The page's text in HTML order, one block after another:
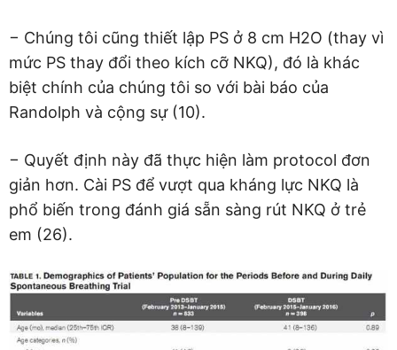
− Chúng tôi cũng thiết lập PS ở 8 cm H2O (thay vì
mức PS thay đổi theo kích cỡ NKQ), đó là khác
biệt chính của chúng tôi so với bài báo của
Randolph và cộng sự (10).
− Quyết định này đã thực hiện làm protocol đơn
giản hơn. Cài PS để vượt qua kháng lực NKQ là
phổ biến trong đánh giá sẵn sàng rút NKQ ở trẻ
em (26).